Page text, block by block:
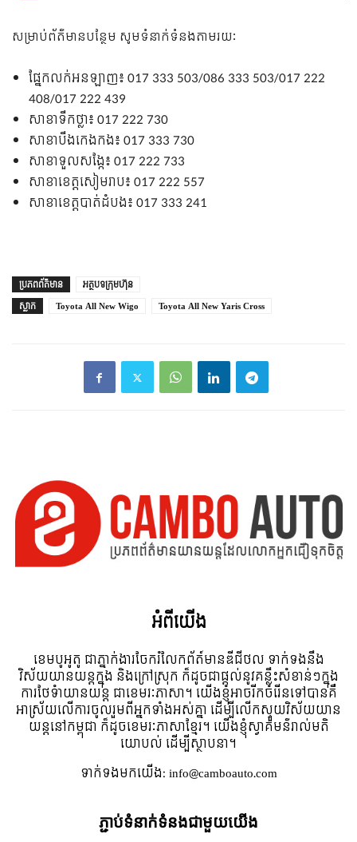
សម្រាប់ព័ត៌មានបន្ថែម សូមទំនាក់ទំនងតាមរយៈ
ផ្នែកលក់អនឡាញ៖ 017 333 503/086 333 503/017 222
408/017 222 439
សាខាទឹកថ្លា៖ 017 222 730
សាខាបឹងកេងកង៖ 017 333 730
សាខាទួលសង្កែ៖ 017 222 733
សាខាខេត្តសៀមរាប៖ 017 222 557
សាខាខេត្តបាត់ដំបង៖ 017 333 241
ប្រភព​ព័ត៌មាន
អត្ថបទក្រុមហ៊ុន
ស្លាក
Toyota All New Wigo Toyota All New Yaris Cross
អំពី​យើង
ខេមបូអូតូ ជាភ្នាក់ងារចែករំលែកព័ត៍មានឌីជីថល ទាក់ទងនឹង
វិស័យយានយន្តក្នុង និងក្រៅស្រុក ក៏ដូចជាផ្តល់នូវគន្លឹះសំខាន់ៗក្នុង
ការថែទំាយានយន្ត ជាខេមរៈភាសា។ យើងខ្ញុំអាចរីកចំរើនទៅបានគឺ
អាស្រ័យលើការចូលរួមពីអ្នកទាំងអស់គ្នា ដើម្បីលើកស្ទួយវិស័យយាន
យន្តនៅកម្ពុជា ក៏ដូចខេមរៈភាសាខ្មែរ។ យើងខ្ញុំស្វាគមន៌រាល់មតិ
យោបល់ ដើម្បីស្ថាបនា។
ទាក់ទង​មក​យើង:info@camboauto.com
ភ្ជាប់ទំនាក់ទំនងជាមួយយើង